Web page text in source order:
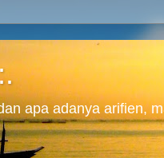
apa adanya arifien,